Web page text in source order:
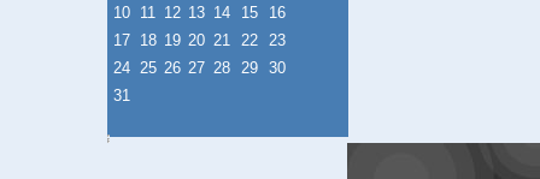
10 11 12 13 14 15
16
17 18 19 20 21 22
23
24 25 26 27 28 29
30
31